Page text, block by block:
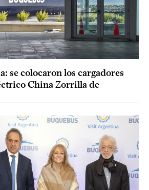
se colocaron los cargadores
China Zorrilla de